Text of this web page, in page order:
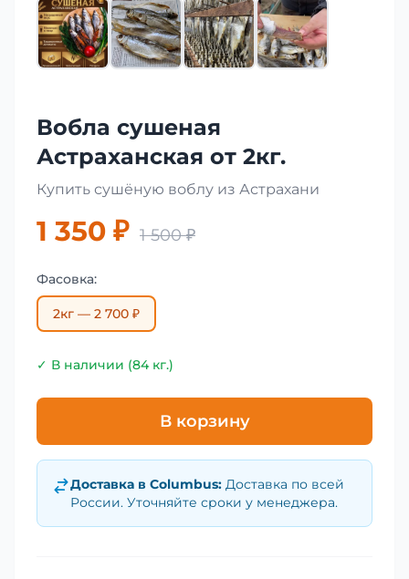
Вобла сушеная
Астраханская от 2кг.
Купить сушёную воблу из Астрахани
1 350 ₽ 1 500 ₽
Фасовка:
2кг — 2 700 ₽
✓ В наличии (84 кг.)
В корзину
Доставка в Columbus: Доставка по всей
России. Уточняйте сроки у менеджера.